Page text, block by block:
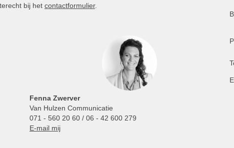
bij het contactformulier.
Fenna Zwerver
Van Hulzen Communicatie
071 - 560 20 60 / 06 - 42 600 279
E-mail mij